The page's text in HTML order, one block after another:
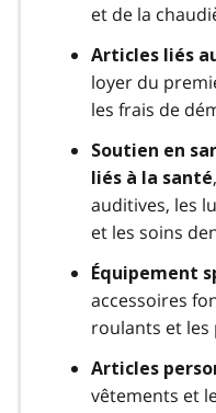
et de la
Articles liés
loyer du
les frais de
Soutien en
liés à la santé
auditives, les
et les soins
Équipement
accessoires
roulants et les
Articles
vêtements et